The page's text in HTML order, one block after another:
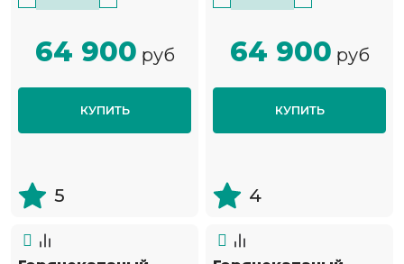
64 900 руб
КУПИТЬ
5
64 900 руб
КУПИТЬ
4